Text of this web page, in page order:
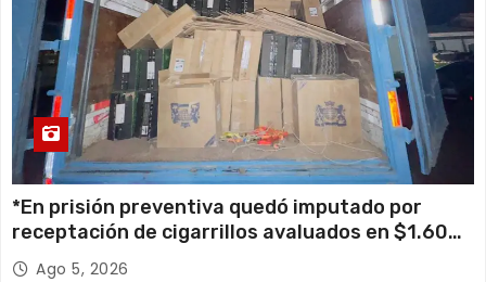
*En prisión preventiva quedó imputado por
receptación de cigarrillos avaluados en $1.600
millones*
Ago 5, 2026